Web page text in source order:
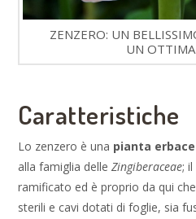
ZENZERO: UN
UN
Caratteristiche
Lo zenzero è una pianta
alla famiglia delleZingiberaceae;
ramificato ed è proprio da qui
sterili e cavi dotati di foglie, sia